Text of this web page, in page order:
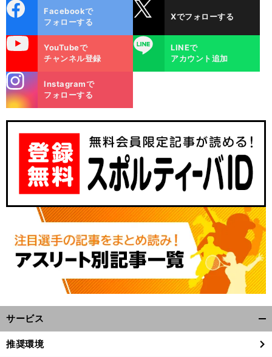
ok
Facebookで
フォローする
Xでフォローする
YouTubeで
チャンネル登録
LINE
LINEで
アカウント追加
m
Instagramで
フォローする
サービス
閉
推奨環境